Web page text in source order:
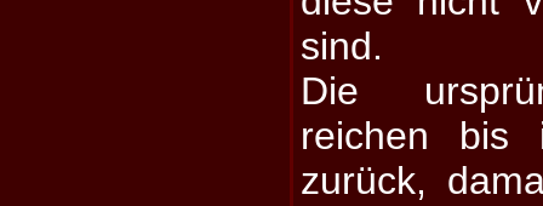
sind.
Die
reichen bis
zurück,